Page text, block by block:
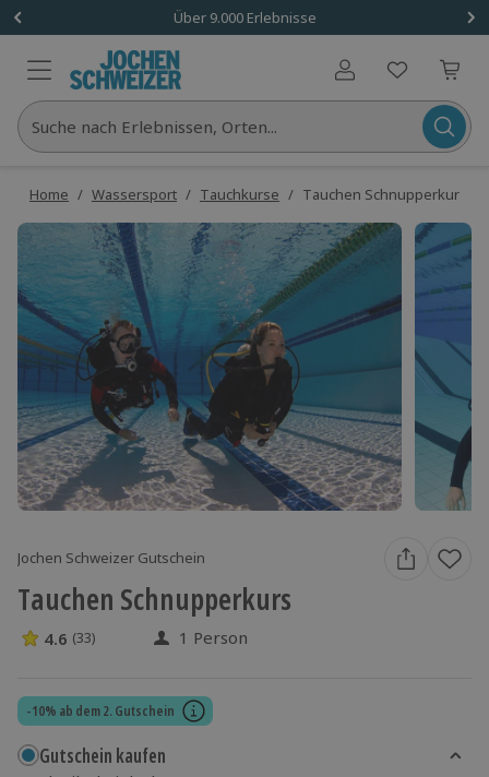
Über 9.000 Erlebnisse
Benutzerkonto
Suche nach Erlebnissen, Orten...
Home / Wassersport / Tauchkurse / Tauchen Schnupperkurs
Jochen Schweizer Gutschein
Tauchen Schnupperkurs
4.6 Sterne von 5 aus 33 Bewertungen
4.6 (33) 1 Person
-10% ab dem 2. Gutschein
Gutschein kaufen